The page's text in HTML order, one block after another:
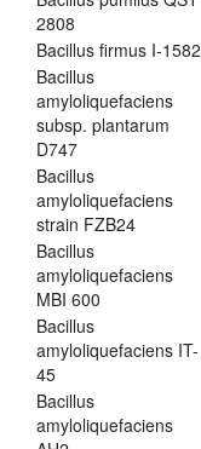
2808
Bacillus firmus I-1582
Bacillus
amyloliquefaciens
subsp. plantarum
D747
Bacillus
amyloliquefaciens
strain FZB24
Bacillus
amyloliquefaciens
MBI 600
Bacillus
amyloliquefaciens IT-
45
Bacillus
amyloliquefaciens